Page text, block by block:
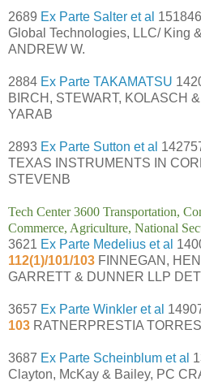
2689 Ex Parte Salter et al
Global Technologies, LLC/ King
ANDREW W.
2884 Ex Parte TAKAMATSU
BIRCH, STEWART, KOLASCH
YARAB
2893 Ex Parte Sutton et al
TEXAS INSTRUMENTS IN
STEVENB
Tech Center 3600 Transportation,
Commerce, Agriculture, National
3621 Ex Parte Medelius et al
112(1)/101/103 FINNEGAN,
GARRETT & DUNNER LLP
3657 Ex Parte Winkler et al
103 RATNERPRESTIA
3687 Ex Parte Scheinblum et al
Clayton, McKay & Bailey, PC